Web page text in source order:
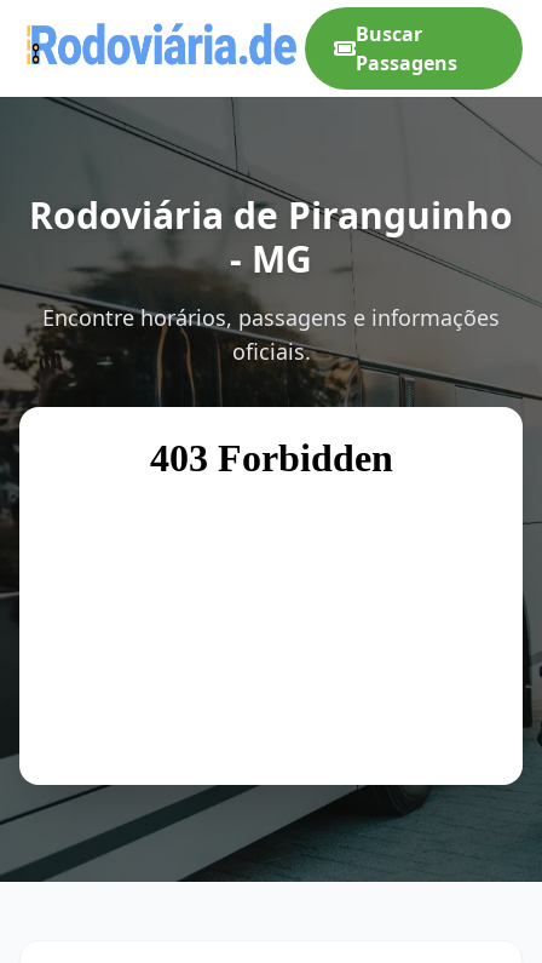
Buscar
Passagens
Rodoviária de Piranguinho
- MG
Encontre horários, passagens e informações
oficiais.